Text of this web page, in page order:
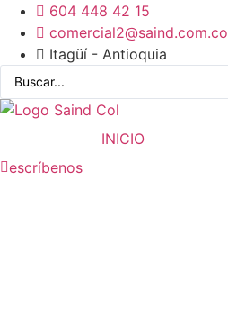
contenido
604 448 42 15
comercial2@saind.com.co
Itagüí - Antioquia
INICIO
escríbenos